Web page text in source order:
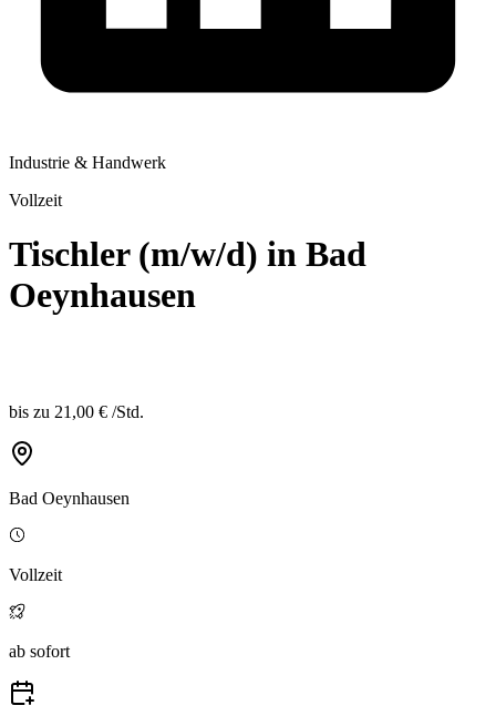
Industrie & Handwerk
Vollzeit
Tischler (m/w/d) in Bad
Oeynhausen
bis zu 21,00 € /Std.
Bad Oeynhausen
Vollzeit
ab sofort